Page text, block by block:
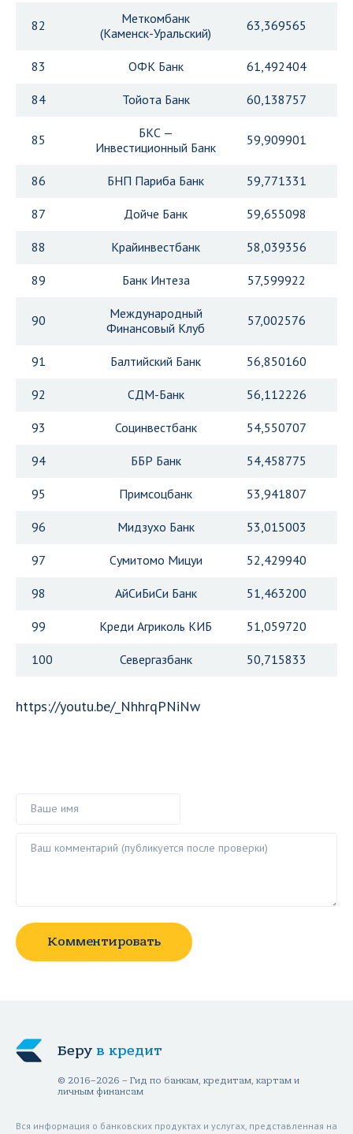
82
Меткомбанк
(Каменск-Уральский)
63,369565
83 ОФК Банк 61,492404
84 Тойота Банк 60,138757
85
БКС —
Инвестиционный Банк
59,909901
86 БНП Париба Банк 59,771331
87 Дойче Банк 59,655098
88 Крайинвестбанк 58,039356
89 Банк Интеза 57,599922
90
Международный
Финансовый Клуб
57,002576
91 Балтийский Банк 56,850160
92 СДМ-Банк 56,112226
93 Социнвестбанк 54,550707
94 ББР Банк 54,458775
95 Примсоцбанк 53,941807
96 Мидзухо Банк 53,015003
97 Сумитомо Мицуи 52,429940
98 АйСиБиСи Банк 51,463200
99 Креди Агриколь КИБ 51,059720
100 Севергазбанк 50,715833
https://youtu.be/_NhhrqPNiNw
Комментировать
Беру в кредит
© 2016–2026 – Гид по банкам, кредитам, картам и
личным финансам
Вся информация о банковских продуктах и услугах, представленная на